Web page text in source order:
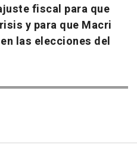
fiscal para que
y para que Macri
las elecciones del